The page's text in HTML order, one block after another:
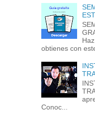
obtienes con
Conoc...